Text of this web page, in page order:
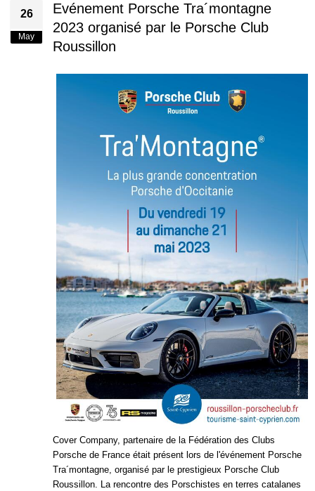
26
May
Evénement Porsche Tra´montagne
2023 organisé par le Porsche Club
Roussillon
Cover Company, partenaire de la Fédération des Clubs
Porsche de France était présent lors de l'événement Porsche
Tra´montagne, organisé par le prestigieux Porsche Club
Roussillon. La rencontre des Porschistes en terres catalanes